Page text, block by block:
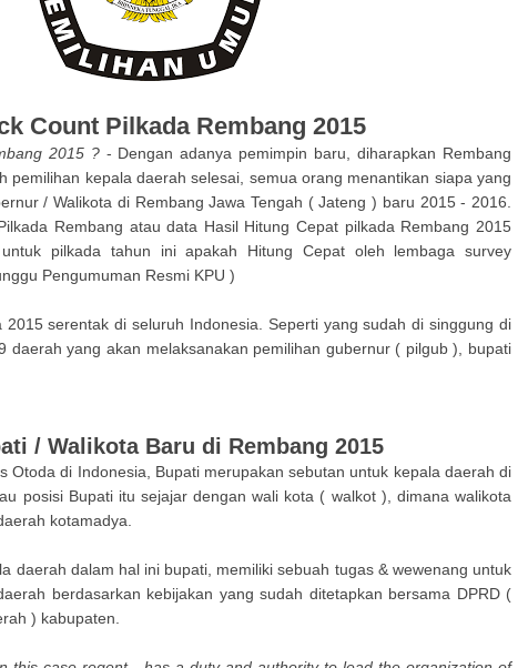
Count Pilkada Rembang 2015
2015 ?- Dengan adanya pemimpin baru, diharapkan Rembang
pemilihan kepala daerah selesai, semua orang menantikan siapa yang
/ Walikota di Rembang Jawa Tengah ( Jateng ) baru 2015 - 2016.
Rembang atau data Hasil Hitung Cepat pilkada Rembang 2015
pilkada tahun ini apakah Hitung Cepat oleh lembaga survey
Pengumuman Resmi KPU )
2015 serentak di seluruh Indonesia. Seperti yang sudah di singgung di
daerah yang akan melaksanakan pemilihan gubernur ( pilgub ), bupati
/ Walikota Baru di Rembang 2015
Otoda di Indonesia, Bupati merupakan sebutan untuk kepala daerah di
posisi Bupati itu sejajar dengan wali kota ( walkot ), dimana walikota
kotamadya.
daerah dalam hal ini bupati, memiliki sebuah tugas & wewenang untuk
berdasarkan kebijakan yang sudah ditetapkan bersama DPRD (
) kabupaten.